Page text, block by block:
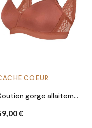
COEUR
Soutien gorge allaitement Serena | Terracota
€